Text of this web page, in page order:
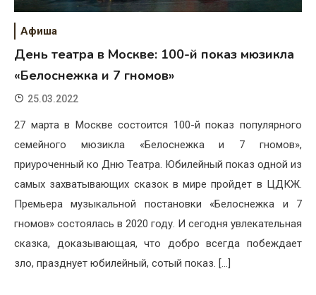
Афиша
День театра в Москве: 100-й показ мюзикла
«Белоснежка и 7 гномов»
25.03.2022
27 марта в Москве состоится 100-й показ популярного
семейного мюзикла «Белоснежка и 7 гномов»,
приуроченный ко Дню Театра. Юбилейный показ одной из
самых захватывающих сказок в мире пройдет в ЦДКЖ.
Премьера музыкальной постановки «Белоснежка и 7
гномов» состоялась в 2020 году. И сегодня увлекательная
сказка, доказывающая, что добро всегда побеждает
зло, празднует юбилейный, сотый показ. […]